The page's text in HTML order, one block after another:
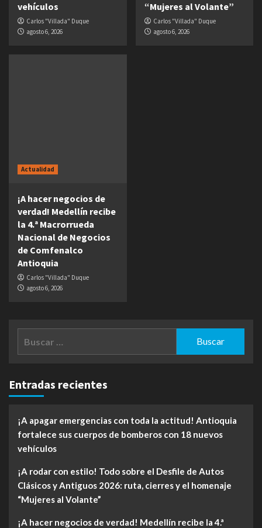
vehículos
Carlos "Villada" Duque
agosto 6, 2026
“Mujeres al Volante”
Carlos "Villada" Duque
agosto 6, 2026
Actualidad
¡A hacer negocios de
verdad! Medellín recibe
la 4.ª Macrorrueda
Nacional de Negocios
de Comfenalco
Antioquia
Carlos "Villada" Duque
agosto 6, 2026
Entradas recientes
¡A apagar emergencias con toda la actitud! Antioquia
fortalece sus cuerpos de bomberos con 18 nuevos
vehículos
¡A rodar con estilo! Todo sobre el Desfile de Autos
Clásicos y Antiguos 2026: ruta, cierres y el homenaje
“Mujeres al Volante”
¡A hacer negocios de verdad! Medellín recibe la 4.ª